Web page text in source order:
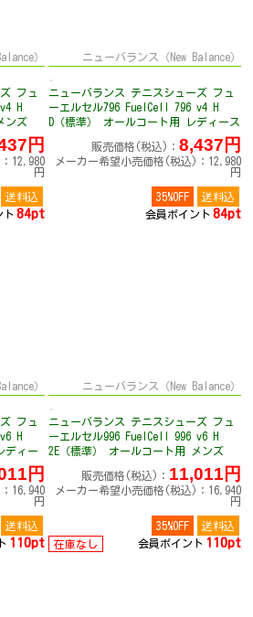
）
フュ
H
ンズ
円
12,980
円
送料込
ト 84pt
ニューバランス（New Balance）
ニューバランス テニスシューズ フュ
ーエルセル796 FuelCell 796 v4 H
D（標準） オールコート用 レディース
販売価格(税込)： 8,437円
メーカー希望小売価格(税込)：12,980
円
35%OFF
送料込
会員ポイント 84pt
）
フュ
H
ディー
円
16,940
円
送料込
110pt
ニューバランス（New Balance）
ニューバランス テニスシューズ フュ
ーエルセル996 FuelCell 996 v6 H
2E（標準） オールコート用 メンズ
販売価格(税込)： 11,011円
メーカー希望小売価格(税込)：16,940
円
35%OFF
送料込
在庫なし
会員ポイント 110pt